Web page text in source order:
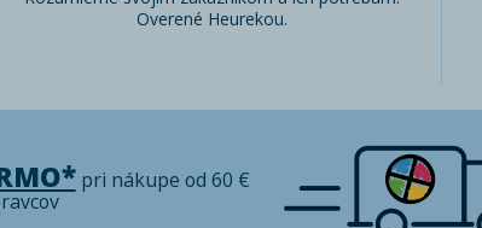
Overené Heurekou.
pri nákupe od 60 €